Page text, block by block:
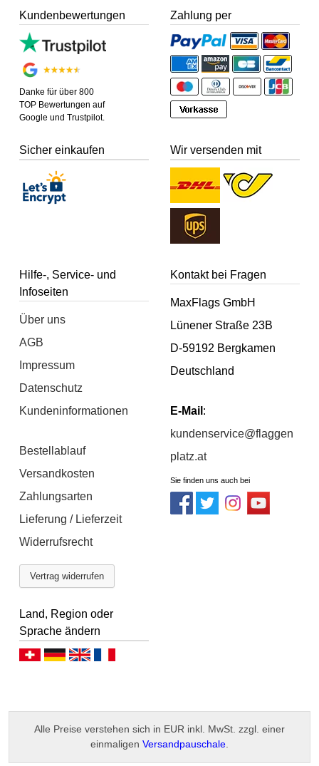
Kundenbewertungen
Danke für über 800
TOP Bewertungen auf
Google und Trustpilot.
Zahlung per
Sicher einkaufen Wir versenden mit
Hilfe-, Service- und
Infoseiten
Über uns
AGB
Impressum
Datenschutz
Kundeninformationen
Bestellablauf
Versandkosten
Zahlungsarten
Lieferung / Lieferzeit
Widerrufsrecht
Vertrag widerrufen
Kontakt bei Fragen
MaxFlags GmbH
Lünener Straße 23B
D-59192 Bergkamen
Deutschland
E-Mail :
kundenservice@flaggen
platz.at
Sie finden uns auch bei
Land, Region oder
Sprache ändern
Deutsch (CH)Deutsch (DE)
Alle Preise verstehen sich in EUR inkl. MwSt. zzgl. einer
einmaligen Versandpauschale.